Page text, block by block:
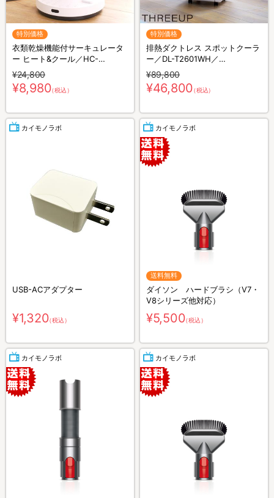
特別価格
衣類乾燥機能付サーキュレータ
ー ヒート&クール／HC-
T2494WH
¥24,800
¥8,980（税込）
特別価格
排熱ダクトレス スポットクーラ
ー／DL-T2601WH／
THREEUP(スリーアップ)／取付
工事不要／除湿
¥89,800
¥46,800（税込）
カイモノラボ
USB-ACアダプター
¥1,320（税込）
カイモノラボ
送料無料
ダイソン ハードブラシ（V7・
V8シリーズ他対応）
¥5,500（税込）
カイモノラボ カイモノラボ